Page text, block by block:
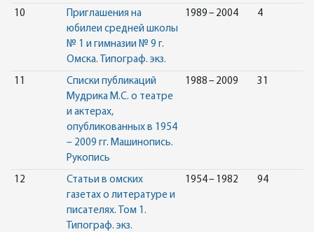
10
Приглашения на
юбилеи средней школы
№ 1 и гимназии № 9 г.
Омска. Типограф. экз.
1989 – 2004 4
11
Списки публикаций
Мудрика М.С. о театре
и актерах,
опубликованных в 1954
– 2009 гг. Машинопись.
Рукопись
1988 – 2009 31
12
Статьи в омских
газетах о литературе и
писателях. Том 1.
Типограф. экз.
1954 – 1982 94